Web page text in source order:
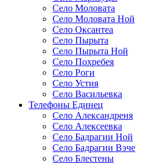
Село Моловата
Село Моловата Ной
Село Оксантеа
Село Пырыта
Село Пырыта Ной
Село Похребея
Село Роги
Село Устия
Село Васильевка
Телефоны Единец
Село Александреня
Село Алексеевка
Село Бадрагии Ной
Село Бадрагии Вэче
Село Блестены